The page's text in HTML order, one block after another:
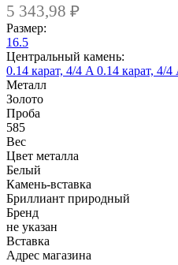
5 343,98 ₽
Размер:
16.5
Центральный камень:
0.14 карат, 4/4 A 0.14 карат, 4/4
Металл
Золото
Проба
585
Вес
Цвет металла
Белый
Камень-вставка
Бриллиант природный
Бренд
не указан
Вcтавка
Адрес магазина